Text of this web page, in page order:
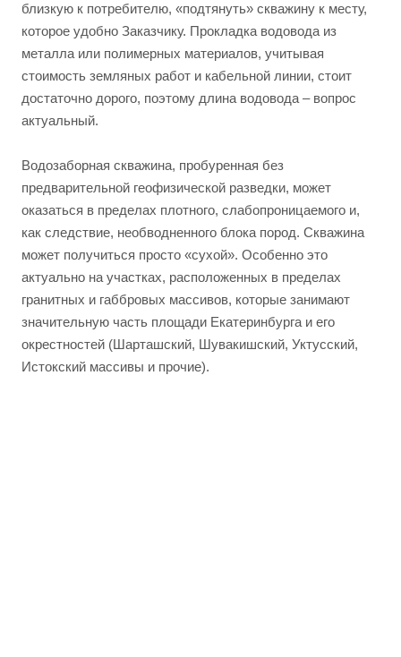
близкую к потребителю, «подтянуть» скважину к месту,
которое удобно Заказчику. Прокладка водовода из
металла или полимерных материалов, учитывая
стоимость земляных работ и кабельной линии, стоит
достаточно дорого, поэтому длина водовода – вопрос
актуальный.
Водозаборная скважина, пробуренная без
предварительной геофизической разведки, может
оказаться в пределах плотного, слабопроницаемого и,
как следствие, необводненного блока пород. Скважина
может получиться просто «сухой». Особенно это
актуально на участках, расположенных в пределах
гранитных и габбровых массивов, которые занимают
значительную часть площади Екатеринбурга и его
окрестностей (Шарташский, Шувакишский, Уктусский,
Истокский массивы и прочие).